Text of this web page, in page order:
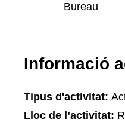
Bureau
Informació
Tipus d'activitat:
Lloc de l’activitat: